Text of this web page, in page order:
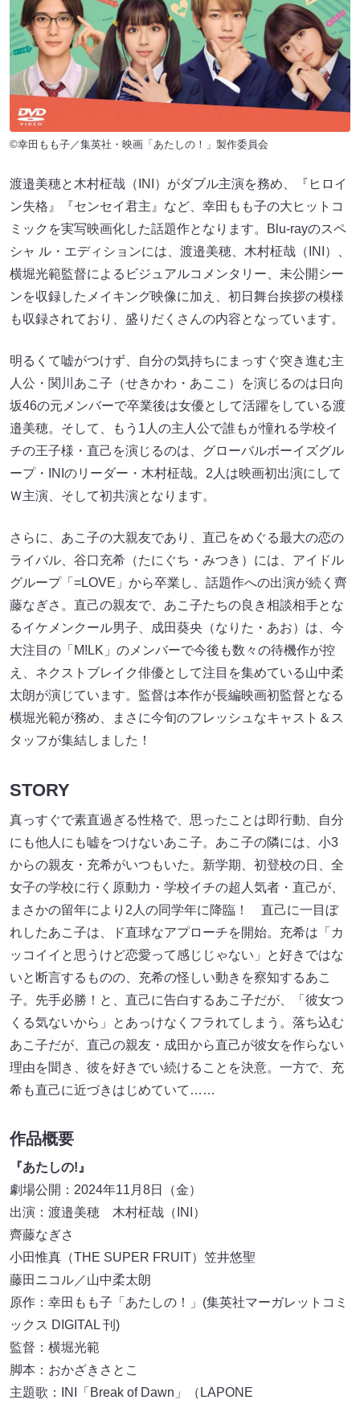
©幸田もも子／集英社・映画「あたしの！」製作委員会
渡邉美穂と木村柾哉（INI）がダブル主演を務め、『ヒロイ
ン失格』『センセイ君主』など、幸田もも子の大ヒットコ
ミックを実写映画化した話題作となります。Blu-rayのスペ
シャ ル・エディションには、渡邉美穂、木村柾哉（INI）、
横堀光範監督によるビジュアルコメンタリー、未公開シー
ンを収録したメイキング映像に加え、初日舞台挨拶の模様
も収録されており、盛りだくさんの内容となっています。
明るくて嘘がつけず、自分の気持ちにまっすぐ突き進む主
人公・関川あこ子（せきかわ・あここ）を演じるのは日向
坂46の元メンバーで卒業後は女優として活躍をしている渡
邉美穂。そして、もう1人の主人公で誰もが憧れる学校イ
チの王子様・直己を演じるのは、グローバルボーイズグル
ープ・INIのリーダー・木村柾哉。2人は映画初出演にして
Ｗ主演、そして初共演となります。
さらに、あこ子の大親友であり、直己をめぐる最大の恋の
ライバル、谷口充希（たにぐち・みつき）には、アイドル
グループ「=LOVE」から卒業し、話題作への出演が続く齊
藤なぎさ。直己の親友で、あこ子たちの良き相談相手とな
るイケメンクール男子、成田葵央（なりた・あお）は、今
大注目の「M!LK」のメンバーで今後も数々の待機作が控
え、ネクストブレイク俳優として注目を集めている山中柔
太朗が演じています。監督は本作が長編映画初監督となる
横堀光範が務め、まさに今旬のフレッシュなキャスト＆ス
タッフが集結しました！
STORY
真っすぐで素直過ぎる性格で、思ったことは即⾏動、自分
にも他人にも嘘をつけないあこ子。あこ子の隣には、小3
からの親友・充希がいつもいた。新学期、初登校の日、全
女子の学校に行く原動力・学校イチの超人気者・直己が、
まさかの留年により2人の同学年に降臨！ 直己に一目ぼ
れしたあこ子は、ド直球なアプローチを開始。充希は「カ
ッコイイと思うけど恋愛って感じじゃない」と好きではな
いと断言するものの、充希の怪しい動きを察知するあこ
子。先手必勝！と、直己に告白するあこ子だが、「彼女つ
くる気ないから」とあっけなくフラれてしまう。落ち込む
あこ子だが、直己の親友・成田から直己が彼女を作らない
理由を聞き、彼を好きでい続けることを決意。一方で、充
希も直己に近づきはじめていて……
作品概要
『あたしの!』
劇場公開：2024年11月8日（金）
出演：渡邉美穂 木村柾哉（INI）
齊藤なぎさ
小田惟真（THE SUPER FRUIT）笠井悠聖
藤田ニコル／山中柔太朗
原作：幸田もも子「あたしの！」(集英社マーガレットコミ
ックス DIGITAL 刊)
監督：横堀光範
脚本：おかざきさとこ
主題歌：INI「Break of Dawn」（LAPONE